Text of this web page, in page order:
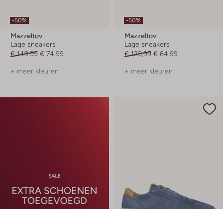
-50%
Mazzeltov
Lage sneakers
€ 149,99 € 74,99
+ meer kleuren
-50%
Mazzeltov
Lage sneakers
€ 129,99 € 64,99
+ meer kleuren